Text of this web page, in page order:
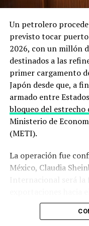
Irán obtenga armas
recogido en su sitio
estadounidense
sobre la zona ,
detalló que
que embarcaciones
Pérsicopese a las
El derribo
buques que
La secuencia de
deterioro acelerado
buque metanero
aguas cercanas a la
costas de Omán, lo
Un petrolero
previsto tocar puerto
2026, con un millón
destinados a las
primer cargamento
Japón desde que, a
armado entre
bloqueo del estrecho
Ministerio de
(METI).
La operación fue
México, Claudia
Internacional será la
que, hasta ahora, no
mexicano.